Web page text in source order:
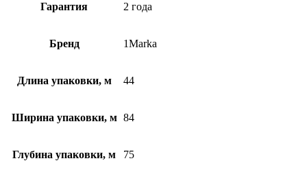
Гарантия 2 года
Бренд 1Marka
Длина упаковки, м 44
Ширина упаковки, м 84
Глубина упаковки, м 75